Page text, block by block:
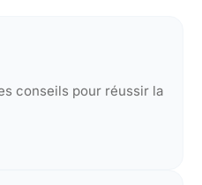
conseils pour réussir la